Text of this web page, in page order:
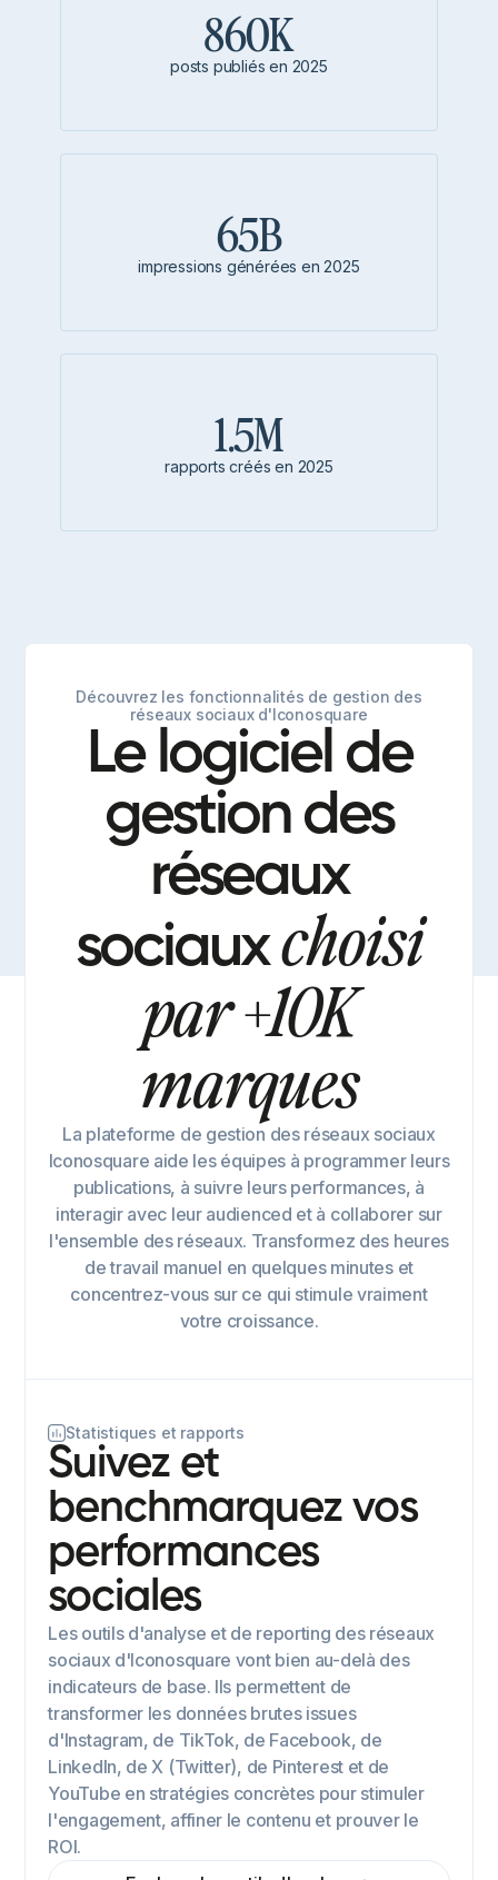
860K
posts publiés en 2025
65B
impressions générées en 2025
1.5M
rapports créés en 2025
Découvrez les fonctionnalités de gestion des
réseaux sociaux d'Iconosquare
Le logiciel de
gestion des
réseaux
sociauxchoisi
par +10K
marques
La plateforme de gestion des réseaux sociaux
Iconosquare aide les équipes à programmer leurs
publications, à suivre leurs performances, à
interagir avec leur audienced et à collaborer sur
l'ensemble des réseaux. Transformez des heures
de travail manuel en quelques minutes et
concentrez-vous sur ce qui stimule vraiment
votre croissance.
Statistiques et rapports
Suivez et
benchmarquez vos
performances
sociales
Les outils d'analyse et de reporting des réseaux
sociaux d'Iconosquare vont bien au-delà des
indicateurs de base. Ils permettent de
transformer les données brutes issues
d'Instagram, de TikTok, de Facebook, de
LinkedIn, de X (Twitter), de Pinterest et de
YouTube en stratégies concrètes pour stimuler
l'engagement, affiner le contenu et prouver le
ROI.